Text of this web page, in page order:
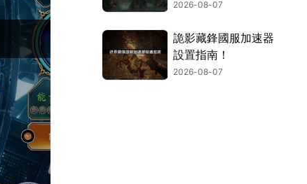
化與解決技巧！
2026-08-07
詭影藏鋒國服加速器
設置指南！
2026-08-07